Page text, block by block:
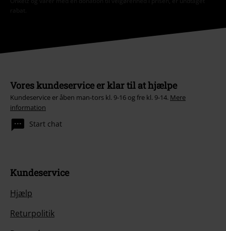
rabat.
Vores kundeservice er klar til at hjælpe
Kundeservice er åben man-tors kl. 9-16 og fre kl. 9-14. Mere
information
Start chat
Kundeservice
Hjælp
Returpolitik